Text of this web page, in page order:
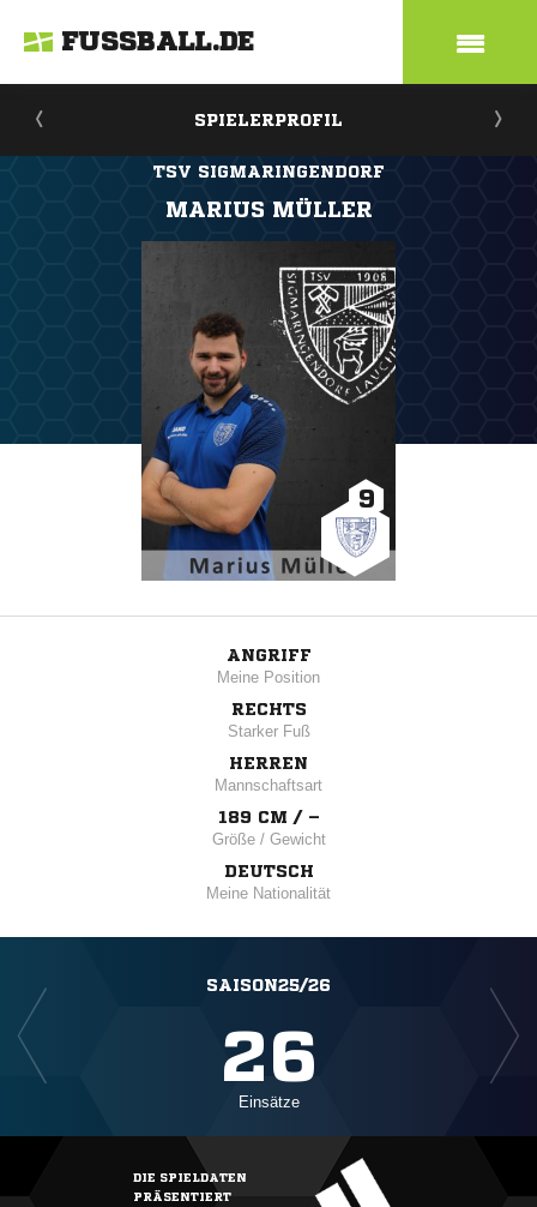
FUSSBALL.DE
SPIELERPROFIL
TSV SIGMARINGENDORF
MARIUS MÜLLER
9
ANGRIFF
Meine Position
RECHTS
Starker Fuß
HERREN
Mannschaftsart
189 CM / –
Größe / Gewicht
DEUTSCH
Meine Nationalität
SAISON25/26
26
Einsätze
DIE SPIELDATEN
PRÄSENTIERT